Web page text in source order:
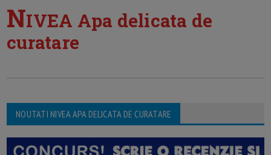
NIVEA Apa delicata de
curatare
NOUTATI NIVEA APA DELICATA DE CURATARE